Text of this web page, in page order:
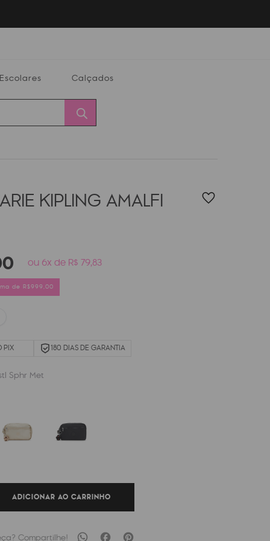
Escolares Calçados
KIPLING AMALFI
ou 6x de R$ 79,83
de R$999,00
PIX 180 DIAS DE GARANTIA
Sphr Met
ADICIONAR AO CARRINHO